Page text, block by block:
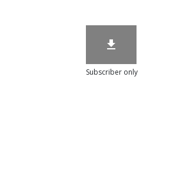

Subscriber only